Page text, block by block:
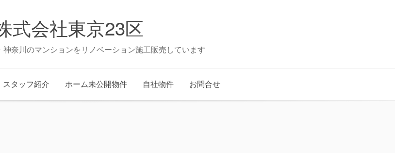
式会社東京23区
奈川のマンションをリノベーション施工販売しています
スタッフ紹介 ホーム未公開物件 自社物件 お問合せ